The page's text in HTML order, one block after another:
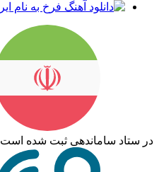
در ستاد ساماندهی ثبت شده است